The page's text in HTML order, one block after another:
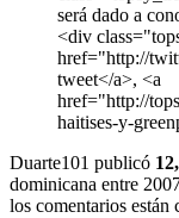
será dado a
<div
href="http://
tweet</a>, <a
href="http://
haitises-y-
Duarte101 publicó
dominicana entre
los comentarios están